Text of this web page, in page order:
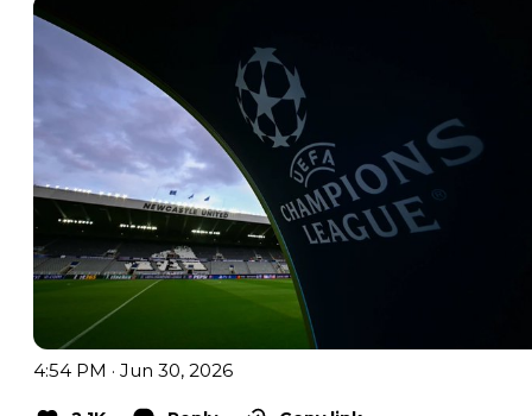
4:54 PM · Jun 30, 2026